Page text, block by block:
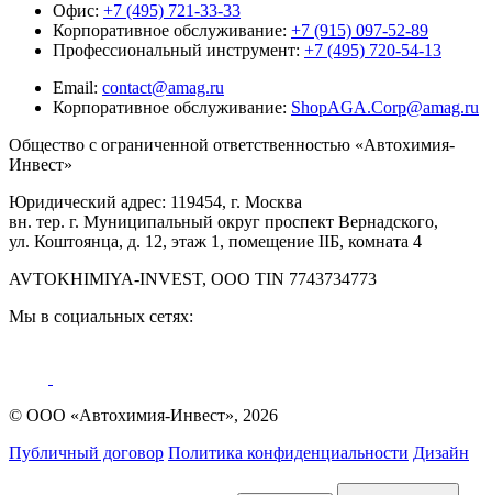
Офис: +7 (495) 721-33-33
Корпоративное обслуживание: +7 (915) 097-52-89
Профессиональный инструмент: +7 (495) 720-54-13
Email: contact@amag.ru
Корпоративное обслуживание: ShopAGA.Corp@amag.ru
Общество с ограниченной ответственностью «Автохимия-
Инвест»
Юридический адрес: 119454, г. Москва
вн. тер. г. Муниципальный округ проспект Вернадского,
ул. Коштоянца, д. 12, этаж 1, помещение IIБ, комната 4
AVTOKHIMIYA-INVEST, OOO TIN 7743734773
Мы в социальных сетях:
© ООО «Автохимия-Инвест», 2026
Публичный договор Политика конфиденциальности Дизайн